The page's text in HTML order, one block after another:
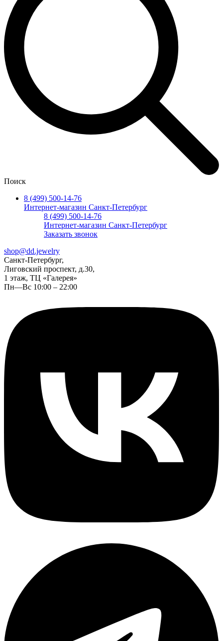
Поиск
8 (499) 500-14-76
Интернет-магазин Санкт-Петербург
8 (499) 500-14-76
Интернет-магазин Санкт-Петербург
Заказать звонок
shop@dd.jewelry
Санкт-Петербург,
Лиговский проспект, д.30,
1 этаж, ТЦ «Галерея»
Пн—Вс 10:00 – 22:00